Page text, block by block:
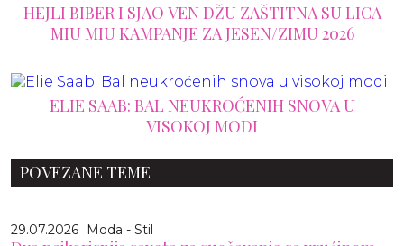
HEJLI BIBER I SJAO VEN DŽU ZAŠTITNA SU LICA
MIU MIU KAMPANJE ZA JESEN/ZIMU 2026
ELIE SAAB: BAL NEUKROĆENIH SNOVA U
VISOKOJ MODI
POVEZANE TEME
29.07.2026 Moda - Stil